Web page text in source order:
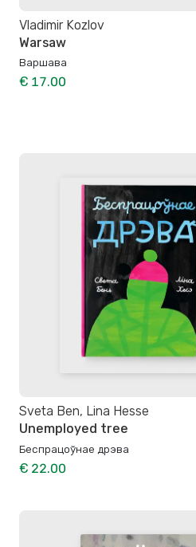
Vladimir Kozlov
Warsaw
Варшава
€ 17.00
Sveta Ben, Lina Hesse
Unemployed tree
Беспрацоўнае дрэва
€ 22.00